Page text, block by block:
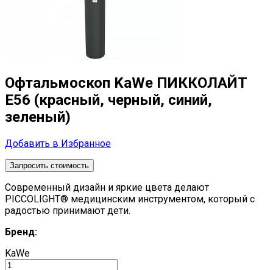
Офтальмоскоп KaWe ПИККОЛАЙТ
E56 (красный, черный, синий,
зеленый)
Добавить в Избранное
Запросить стоимость
Современный дизайн и яркие цвета делают
PICCOLIGHT® медицинским инструментом, который с
радостью принимают дети.
Бренд:
KaWe